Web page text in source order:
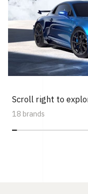
Scroll right to
18 brands